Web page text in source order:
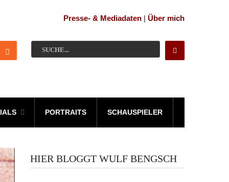
Presse- & Mediadaten | Über mich
PORTRAITS SCHAUSPIELER
HIER BLOGGT WULF BENGSCH